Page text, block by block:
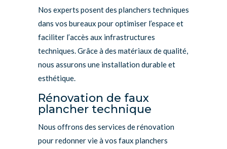
Nos experts posent des planchers techniques
dans vos bureaux pour optimiser l’espace et
faciliter l’accès aux infrastructures
techniques. Grâce à des matériaux de qualité,
nous assurons une installation durable et
esthétique.
Rénovation de faux
plancher technique
Nous offrons des services de rénovation
pour redonner vie à vos faux planchers